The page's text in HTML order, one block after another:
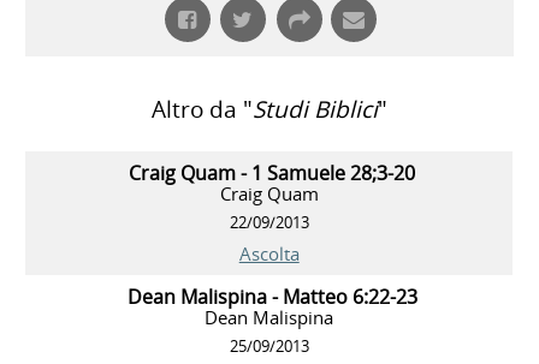
Altro da "Studi Biblici"
Craig Quam - 1 Samuele 28;3-20
Craig Quam
22/09/2013
Ascolta
Dean Malispina - Matteo 6:22-23
Dean Malispina
25/09/2013